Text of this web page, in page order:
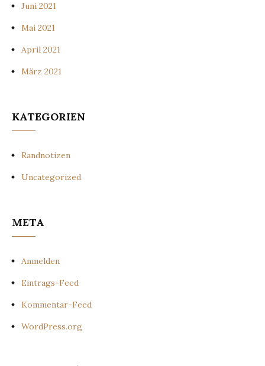
Juni 2021
Mai 2021
April 2021
März 2021
KATEGORIEN
Randnotizen
Uncategorized
META
Anmelden
Eintrags-Feed
Kommentar-Feed
WordPress.org